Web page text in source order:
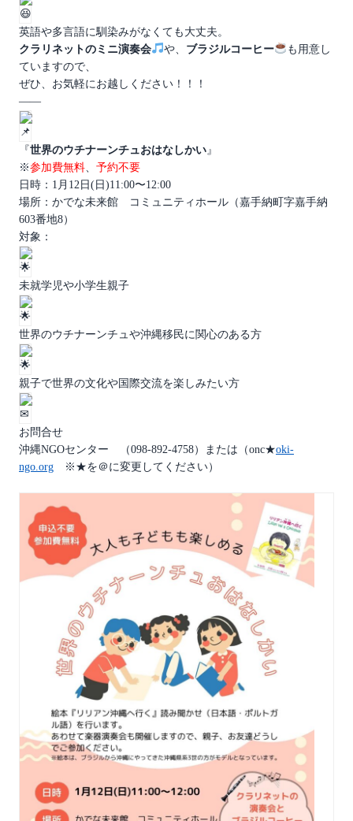
英語や多言語に馴染みがなくても大丈夫。
クラリネットのミニ演奏会
や、 ブラジルコーヒー
も用意し
ていますので、
ぜひ、お気軽にお越しください！！！
——
『世界のウチナーンチュおはなしかい 』
※参加費無料
予約不要
日時：1月12日(日)11:00〜12:00
場所：かでな未来館 コミュニティホール（嘉手納町字嘉手納
603番地8）
対象：
未就学児や小学生親子
世界のウチナーンチュや沖縄移民に関心のある方
親子で世界の文化や国際交流を楽しみたい方
お問合せ
沖縄NGOセンター （098-892-4758）または（onc★oki-
ngo.org ※★を＠に変更してください）